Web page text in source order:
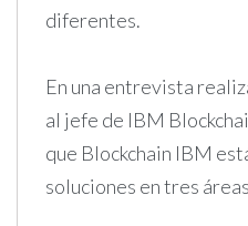
diferentes.
En una entrevista
al jefe de IBM
que Blockchain IBM
soluciones en tres